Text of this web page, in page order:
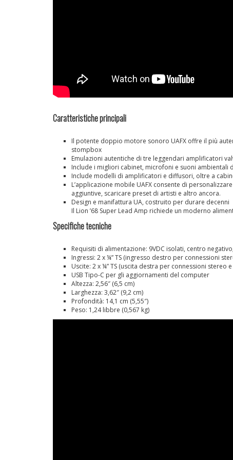
Caratteristiche principali
Il potente doppio motore sonoro UAFX offre il più
stompbox
Emulazioni autentiche di tre leggendari amplificatori
Include i migliori cabinet, microfoni e suoni ambientali
Include modelli di amplificatori e diffusori, oltre a
L’applicazione mobile UAFX consente di
aggiuntive, scaricare preset di artisti e altro ancora.
Design e manifattura UA, costruito per durare decenni
Il Lion ’68 Super Lead Amp richiede un moderno
Specifiche tecniche
Requisiti di alimentazione: 9VDC isolati, centro
Ingressi: 2 x ¼” TS (ingresso destro per connessioni
Uscite: 2 x ¼” TS (uscita destra per connessioni stereo
USB Tipo-C per gli aggiornamenti del computer
Altezza: 2,56″ (6,5 cm)
Larghezza: 3,62″ (9,2 cm)
Profondità: 14,1 cm (5,55″)
Peso: 1,24 libbre (0,567 kg)